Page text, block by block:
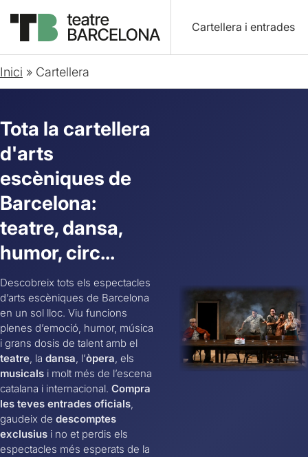
Cartellera i entrades
Inici » Cartellera
Tota la cartellera
d'arts
escèniques de
Barcelona:
teatre, dansa,
humor, circ...
Descobreix tots els espectacles
d’arts escèniques de Barcelona
en un sol lloc. Viu funcions
plenes d’emoció, humor, música
i grans dosis de talent amb el
teatre, la dansa, l’òpera, els
musicals i molt més de l’escena
catalana i internacional. Compra
les teves entrades oficials,
gaudeix de descomptes
exclusius i no et perdis els
espectacles més esperats de la